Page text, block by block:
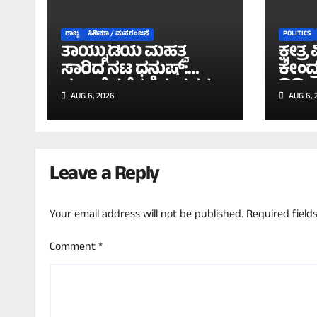
ರಾಜ್ಯ ಸಿನಿಮಾ / ಮನರಂಜನೆ
ತಾಯ್ನುಡಿಯ ಮಹತ್ವ
ಸಾರಿದ ನಟ ಧನುಷ್:
ಸ್ವಭಾಷೆ ಕಡೆಗಣಿಸುವವರ
ವಿರುದ್ಧ ತೀಕ್ಷ್ಣ ಪ್ರತಿಕ್ರಿಯೆ!
AUG 6, 2026
POLITICS
ಇಲ್ಲ
AUG 6,
Leave a Reply
Your email address will not be published.Required
Comment*